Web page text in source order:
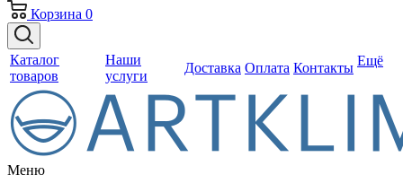
Корзина 0
Каталог
товаров
Наши
услуги
Доставка Оплата Контакты Ещё
Меню